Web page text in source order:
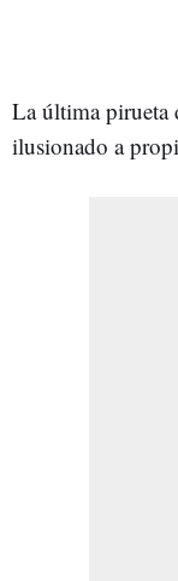
La última pirueta
ilusionado a